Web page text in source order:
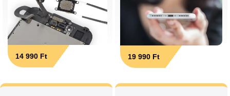
14 990 Ft 19 990 Ft